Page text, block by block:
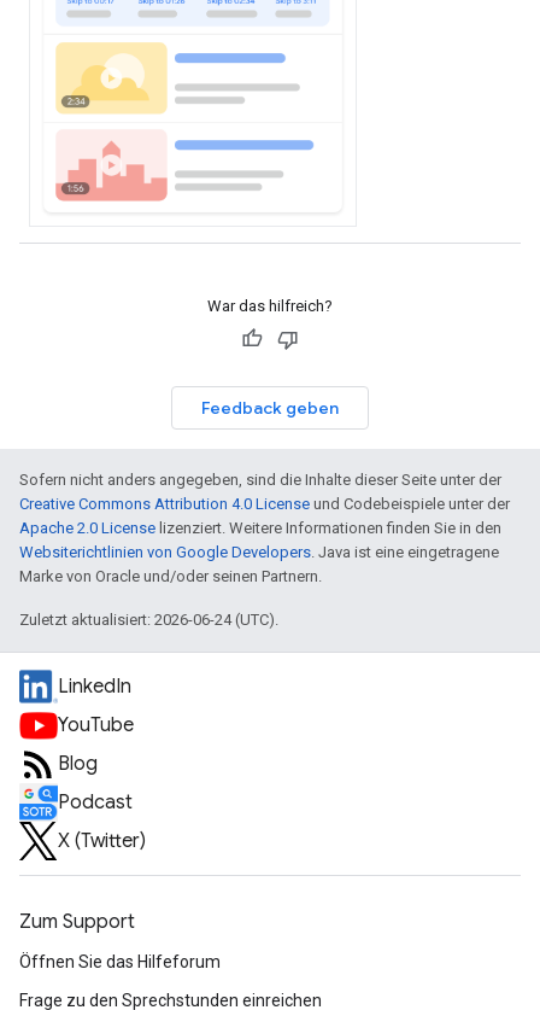
War das hilfreich?
Feedback geben
Sofern nicht anders angegeben, sind die Inhalte dieser Seite unter der
Creative Commons Attribution 4.0 License und Codebeispiele unter der
Apache 2.0 License lizenziert. Weitere Informationen finden Sie in den
Websiterichtlinien von Google Developers. Java ist eine eingetragene
Marke von Oracle und/oder seinen Partnern.
Zuletzt aktualisiert: 2026-06-24 (UTC).
LinkedIn
YouTube
Blog
Podcast
X (Twitter)
Zum Support
Öffnen Sie das Hilfeforum
Frage zu den Sprechstunden einreichen